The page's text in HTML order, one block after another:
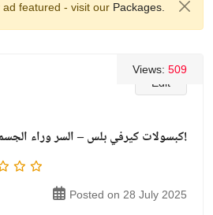
ad featured - visit our Packages.
Edit
Views: 509
كبسولات كيرفي بلس – السر وراء الجسم المثالي بكل سهولة!
Posted on 28 July 2025